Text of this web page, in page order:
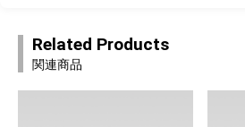
Related Products
関連商品